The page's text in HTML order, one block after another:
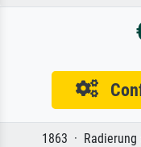
1863 ·